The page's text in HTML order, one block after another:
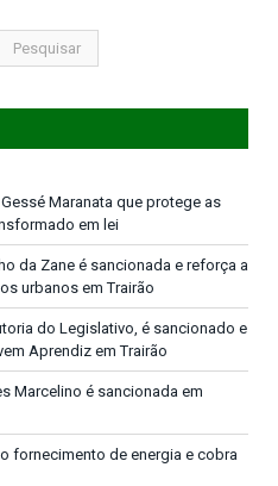
Maranata que protege as
em lei
da Zane é sancionada e reforça a
urbanos em Trairão
do Legislativo, é sancionado e
Aprendiz em Trairão
Marcelino é sancionada em
fornecimento de energia e cobra